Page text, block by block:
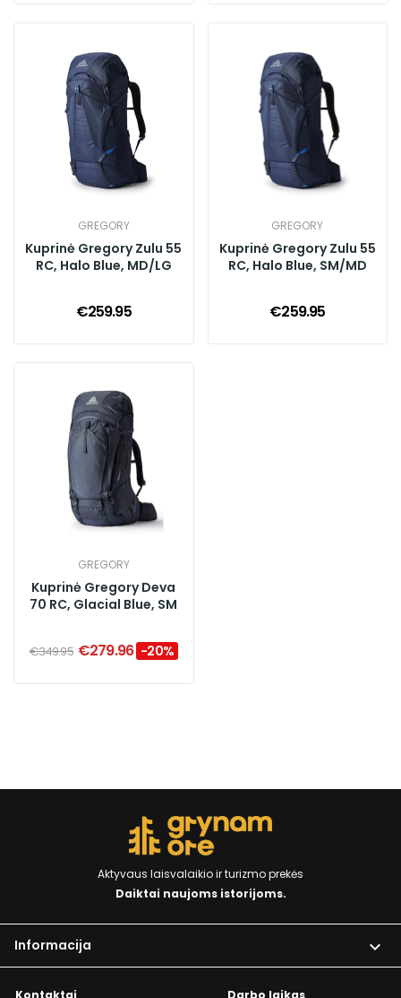
GREGORY
Kuprinė Gregory Zulu 55
RC, Halo Blue, MD/LG
€259.95
GREGORY
Kuprinė Gregory Zulu 55
RC, Halo Blue, SM/MD
€259.95
GREGORY
Kuprinė Gregory Deva
70 RC, Glacial Blue, SM
€349.95 €279.96 -20%
Aktyvaus laisvalaikio ir turizmo prekės
Daiktai naujoms istorijoms.
Informacija 
Kontaktai Darbo laikas